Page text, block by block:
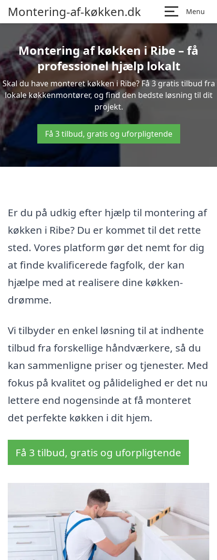
Montering-af-køkken.dk Menu
Montering af køkken i Ribe – få
professionel hjælp lokalt
Skal du have monteret køkken i Ribe? Få 3 gratis tilbud fra
lokale køkkenmontører, og find den bedste løsning til dit
projekt.
Få 3 tilbud, gratis og uforpligtende
Er du på udkig efter hjælp til montering af
køkken i Ribe? Du er kommet til det rette
sted. Vores platform gør det nemt for dig
at finde kvalificerede fagfolk, der kan
hjælpe med at realisere dine køkken-
drømme.
Vi tilbyder en enkel løsning til at indhente
tilbud fra forskellige håndværkere, så du
kan sammenligne priser og tjenester. Med
fokus på kvalitet og pålidelighed er det nu
lettere end nogensinde at få monteret
det perfekte køkken i dit hjem.
Få 3 tilbud, gratis og uforpligtende